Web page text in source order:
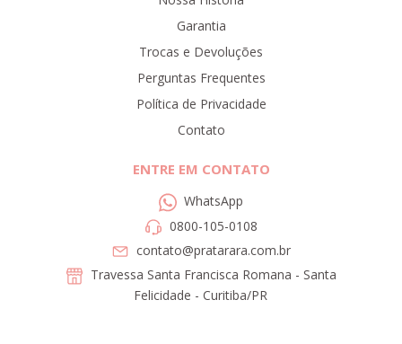
Garantia
Trocas e Devoluções
Perguntas Frequentes
Política de Privacidade
Contato
ENTRE EM CONTATO
WhatsApp
0800-105-0108
contato@pratarara.com.br
Travessa Santa Francisca Romana - Santa
Felicidade - Curitiba/PR